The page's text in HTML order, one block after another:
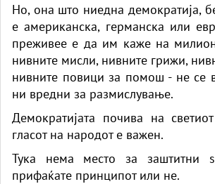
Но, она што ниедна демократија,
е американска, германска или
преживее е да им каже на
нивните мисли, нивните грижи,
нивните повици за помош - не се
ни вредни за размислување.
Демократијата почива на
гласот на народот е важен.
Тука нема место за заштитни
прифаќате принципот или не.